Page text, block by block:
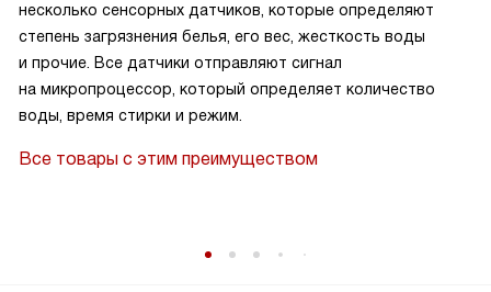
несколько сенсорных датчиков, которые определяют
степень загрязнения белья, его вес, жесткость воды
и прочие. Все датчики отправляют сигнал
на микропроцессор, который определяет количество
воды, время стирки и режим.
Все товары с этим преимуществом